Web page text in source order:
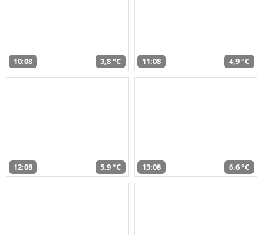
10:08 3,8 °C 11:08 4,9 °C
12:08 5,9 °C 13:08 6,6 °C